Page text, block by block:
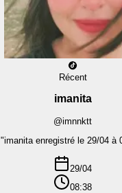
Récent
imanita
@imnnktt
"imanita enregistré le 29/04 à
29/04
08:38